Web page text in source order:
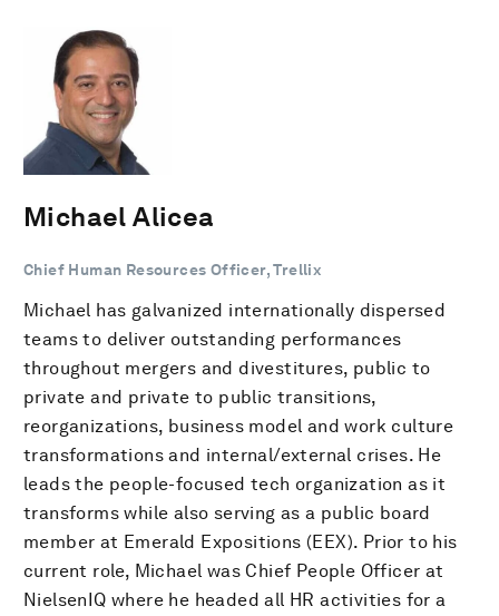
Michael Alicea
Chief Human Resources Officer, Trellix
Michael has galvanized internationally dispersed
teams to deliver outstanding performances
throughout mergers and divestitures, public to
private and private to public transitions,
reorganizations, business model and work culture
transformations and internal/external crises. He
leads the people-focused tech organization as it
transforms while also serving as a public board
member at Emerald Expositions (EEX). Prior to his
current role, Michael was Chief People Officer at
NielsenIQ where he headed all HR activities for a